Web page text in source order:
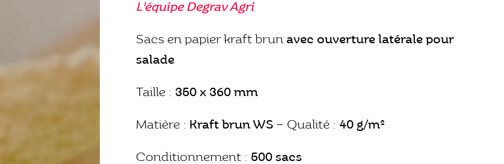
L'équipe Degrav Agri
Sacs en papier kraft brun avec ouverture latérale pour
salade
Taille : 350 x 360 mm
Matière : Kraft brun WS – Qualité : 40 g/m²
Conditionnement : 500 sacs